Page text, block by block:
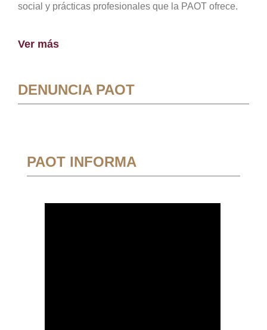
social y prácticas profesionales que la PAOT ofrece.
Ver más
DENUNCIA PAOT
PAOT INFORMA